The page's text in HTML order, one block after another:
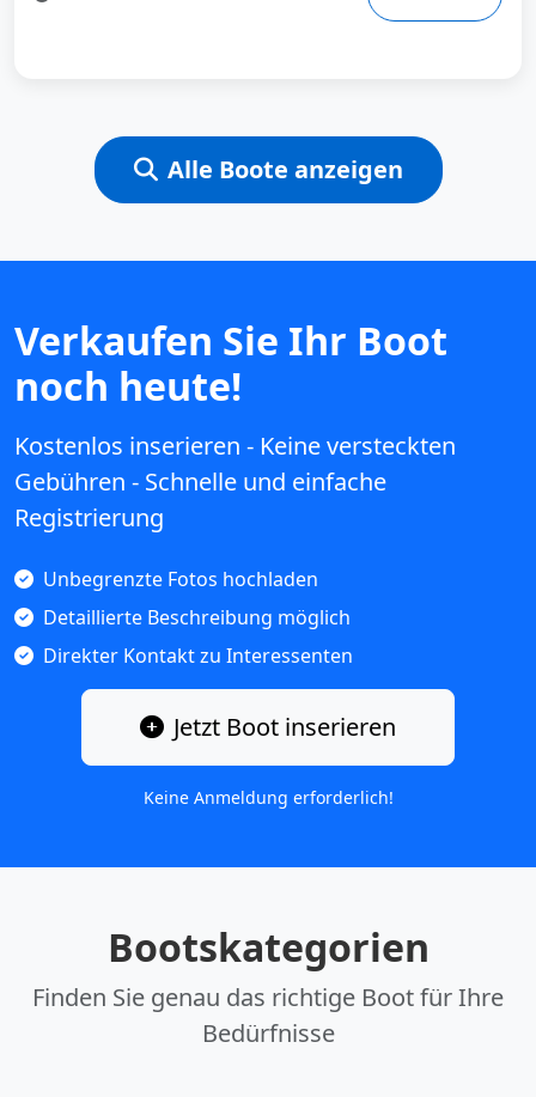
Alle Boote anzeigen
Verkaufen Sie Ihr Boot
noch heute!
Kostenlos inserieren - Keine versteckten
Gebühren - Schnelle und einfache
Registrierung
Unbegrenzte Fotos hochladen
Detaillierte Beschreibung möglich
Direkter Kontakt zu Interessenten
Jetzt Boot inserieren
Keine Anmeldung erforderlich!
Bootskategorien
Finden Sie genau das richtige Boot für Ihre
Bedürfnisse